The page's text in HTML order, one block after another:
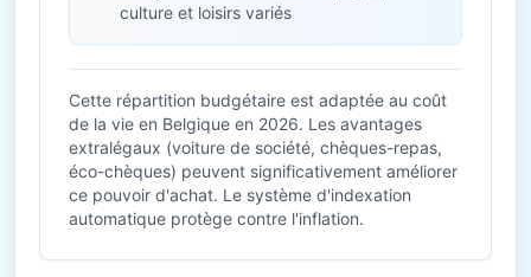
culture et loisirs variés
Cette répartition budgétaire est adaptée au coût
de la vie en Belgique en 2026. Les avantages
extralégaux (voiture de société, chèques-repas,
éco-chèques) peuvent significativement améliorer
ce pouvoir d'achat. Le système d'indexation
automatique protège contre l'inflation.